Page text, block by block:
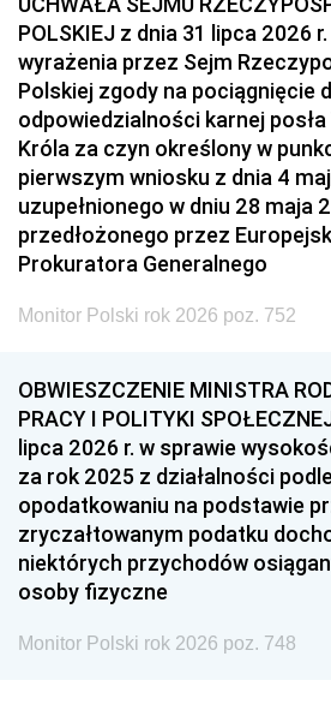
POLSKIEJ z dnia 31 lipca 2026
wyrażenia przez Sejm
Polskiej zgody na pociągnięcie
odpowiedzialności karnej
Króla za czyn określony w
pierwszym wniosku z dnia 4
uzupełnionego w dniu 28 maja
przedłożonego przez
Prokuratora Generalnego
Monitor Polski rok 2026 poz. 752
OBWIESZCZENIE MINISTRA
PRACY I POLITYKI
lipca 2026 r. w sprawie
za rok 2025 z działalności
opodatkowaniu na podstawie
zryczałtowanym podatku
niektórych przychodów
osoby fizyczne
Monitor Polski rok 2026 poz. 748